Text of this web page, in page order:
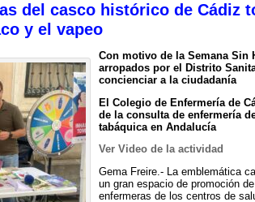
del casco histórico de Cádiz
y el vapeo
Con motivo de la Semana Sin
arropados por el Distrito
concienciar a la ciudadanía
El Colegio de Enfermería de
de la consulta de enfermería
tabáquica en Andalucía
Ver Video de la actividad
Gema Freire.- La emblemática
un gran espacio de promoción
enfermeras de los centros de